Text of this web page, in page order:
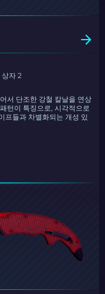
상자 2
서 단조한 강철 칼날을 연상
턴이 특징으로, 시각적으로
프들과 차별화되는 개성 있